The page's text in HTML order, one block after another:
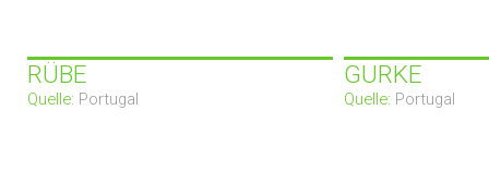
RÜBE
Quelle: Portugal
GURKE
Quelle: Portugal